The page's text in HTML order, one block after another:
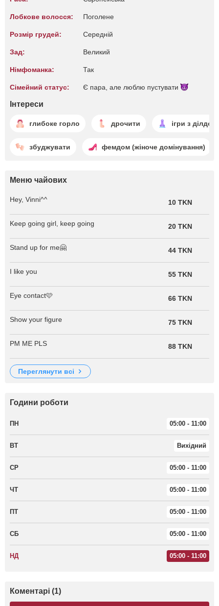
Лобкове волосся: Поголене
Розмір грудей: Середній
Зад: Великий
Німфоманка: Так
Сімейний статус: Є пара, але люблю пустувати
Інтереси
глибоке горло дрочити ігри з ділдо
збуджувати фемдом (жіноче домінування)
Меню чайових
Hey, Vinni^^ 10 TKN
Keep going girl, keep going 20 TKN
Stand up for me🤗 44 TKN
I like you 55 TKN
Eye contact🩷 66 TKN
Show your figure 75 TKN
PM ME PLS 88 TKN
переглянути всі
Години роботи
ПН 05:00 - 11:00
ВТ Вихідний
СР 05:00 - 11:00
ЧТ 05:00 - 11:00
ПТ 05:00 - 11:00
СБ 05:00 - 11:00
НД 05:00 - 11:00
Коментарі (1)